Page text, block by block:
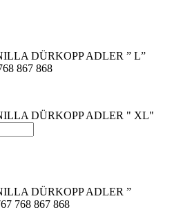
DÜRKOPP ADLER ” L”
867 868
DÜRKOPP ADLER " XL"
DÜRKOPP ADLER ”
768 867 868